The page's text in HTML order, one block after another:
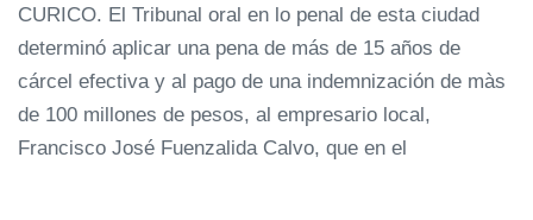
CURICO. El Tribunal oral en lo penal de esta ciudad
determinó aplicar una pena de más de 15 años de
cárcel efectiva y al pago de una indemnización de màs
de 100 millones de pesos, al empresario local,
Francisco José Fuenzalida Calvo, que en el